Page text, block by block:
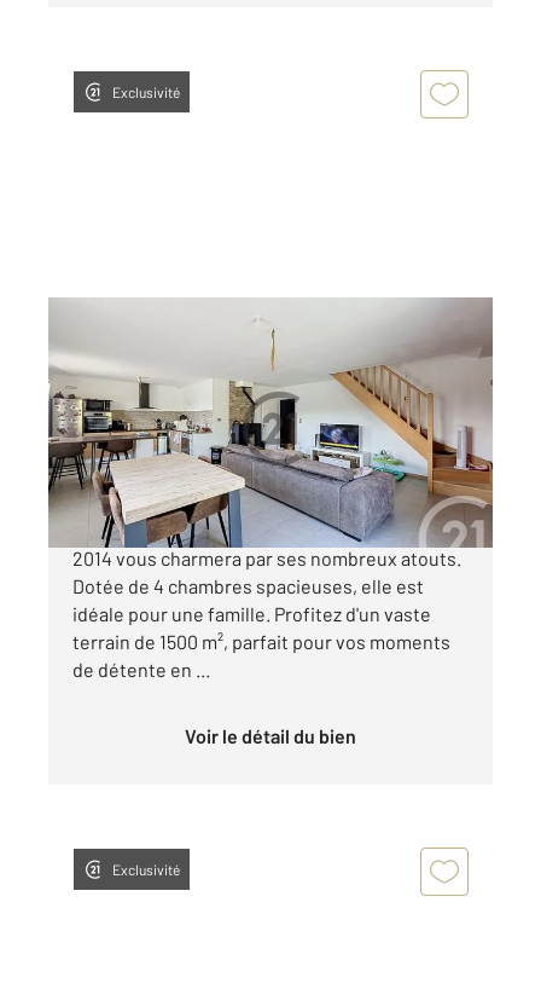
Exclusivité
122 m
Ref : 71993
Maison à vendre
236 000 €
À vendre, cette magnifique maison récente de
2014 vous charmera par ses nombreux atouts.
Dotée de 4 chambres spacieuses, elle est
idéale pour une famille. Profitez d'un vaste
terrain de 1500 m², parfait pour vos moments
de détente en ...
Voir le détail du bien
Exclusivité